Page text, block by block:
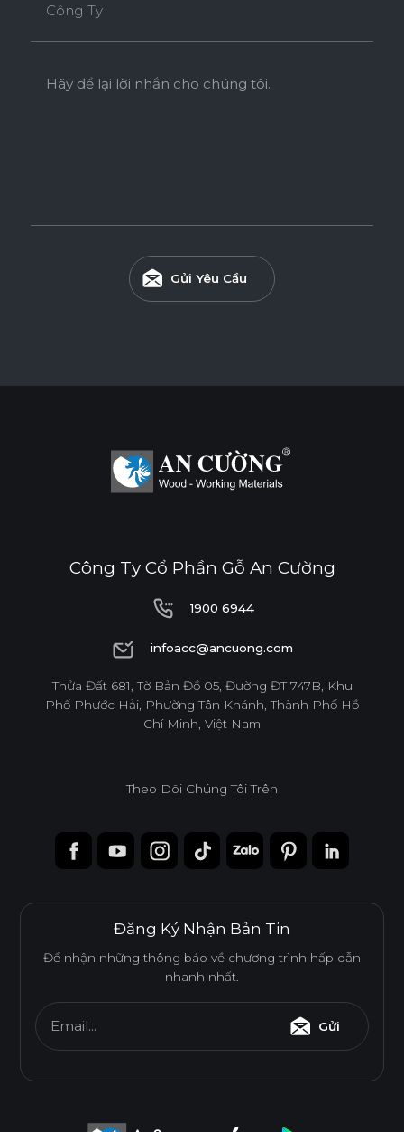
Công Ty
Hãy để lại lời nhắn cho chúng tôi.
Gửi Yêu Cầu
Công Ty Cổ Phần Gỗ An Cường
1900 6944
1900 6944
infoacc@ancuong.com
infoacc@ancuong.com
Thửa Đất 681, Tờ Bản Đồ 05, Đường ĐT 747B, Khu
Phố Phước Hải, Phường Tân Khánh, Thành Phố Hồ
Chí Minh, Việt Nam
Theo Dõi Chúng Tôi Trên
Đăng Ký Nhận Bản Tin
Để nhận những thông báo về chương trình hấp dẫn
nhanh nhất.
Email... Gửi